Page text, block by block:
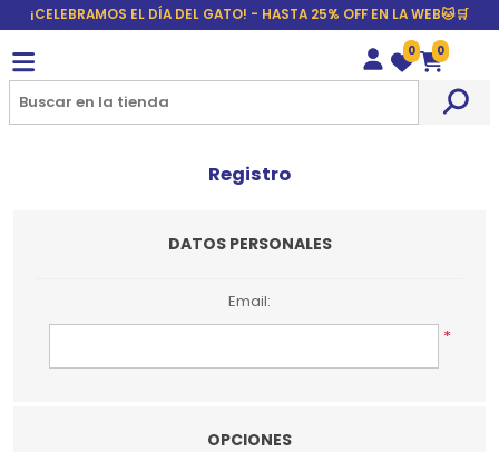
¡CELEBRAMOS EL DÍA DEL GATO! - HASTA 25% OFF EN LA WEB🐱🛒
Wishlist
0
Carrito
0
Registro
DATOS PERSONALES
Email:
*
OPCIONES